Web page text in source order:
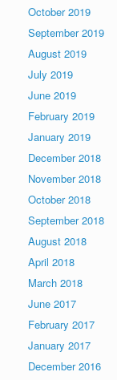
October 2019
September 2019
August 2019
July 2019
June 2019
February 2019
January 2019
December 2018
November 2018
October 2018
September 2018
August 2018
April 2018
March 2018
June 2017
February 2017
January 2017
December 2016